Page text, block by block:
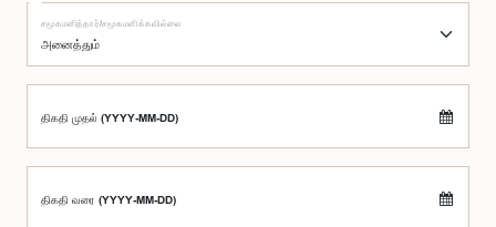
சமூகமளித்தார்/சமூகமளிக்கவில்லை
திகதி முதல் (YYYY-MM-DD)
திகதி வரை (YYYY-MM-DD)